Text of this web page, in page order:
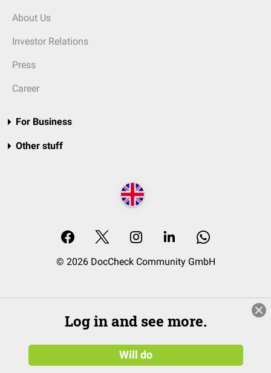
About Us
Investor Relations
Press
Career
For Business
Other stuff
© 2026 DocCheck Community GmbH
Log in and see more.
Will do